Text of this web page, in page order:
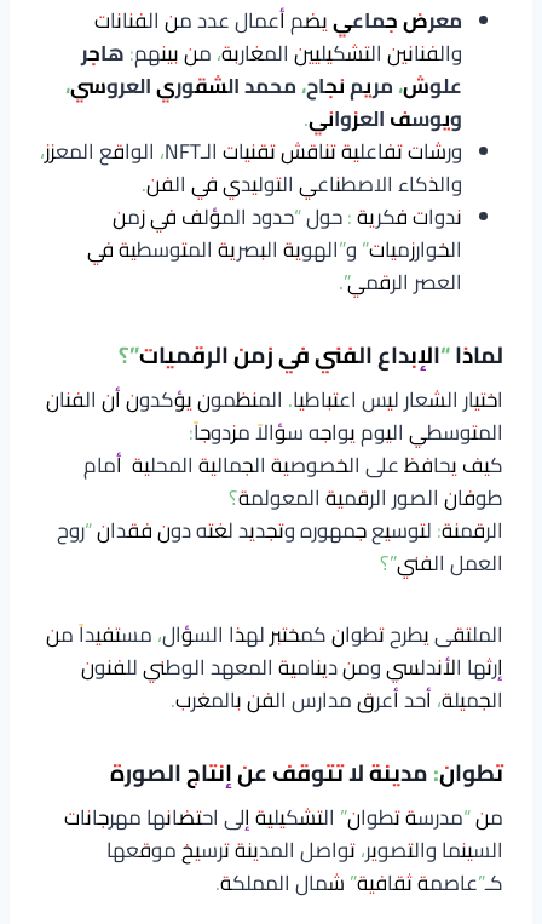
معرض جماعييضم أعمال عدد من الفنانات
والفنانين التشكيليين المغاربة، من بينهم:هاجر
علوش، مريم نجاح، محمد الشقوري العروسي،
ويوسف العزواني.
ورشات تفاعلية تناقش تقنيات الـNFT، الواقع المعزز،
والذكاء الاصطناعي التوليدي في الفن.
ندوات فكرية : حول “حدود المؤلف في زمن
الخوارزميات” و”الهوية البصرية المتوسطية في
العصر الرقمي”.
لماذا “الإبداع الفني في زمن الرقميات”؟
اختيار الشعار ليس اعتباطيا. المنظمون يؤكدون أن الفنان
المتوسطي اليوم يواجه سؤالاً مزدوجاً:
كيف يحافظ على الخصوصية الجمالية المحلية أمام
طوفان الصور الرقمية المعولمة؟
الرقمنة: لتوسيع جمهوره وتجديد لغته دون فقدان “روح
العمل الفني”؟
الملتقى يطرح تطوان كمختبر لهذا السؤال، مستفيداً من
إرثها الأندلسي ومن دينامية المعهد الوطني للفنون
الجميلة، أحد أعرق مدارس الفن بالمغرب.
تطوان: مدينة لا تتوقف عن إنتاج الصورة
من “مدرسة تطوان” التشكيلية إلى احتضانها مهرجانات
السينما والتصوير، تواصل المدينة ترسيخ موقعها
كـ”عاصمة ثقافية” شمال المملكة.